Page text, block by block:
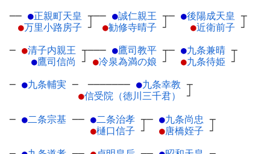
── ●正親町天皇 ┬
●万里小路房子 ┘
── ●誠仁親王 ┬
●勧修寺晴子 ┘
─ ●後陽成天皇 ┬
●近衛前子 ┘
─ ●清子内親王 ┬
●鷹司信尚 ┘
─── ●鷹司教平 ┬
●冷泉為満の娘 ┘
─ ●九条兼晴 ┬
●九条待姫 ┘
─ ●九条輔実 ─ ─────── ●九条幸教 ┬
●信受院（徳川三千君） ┘
─ ●二条宗基 ── ●二条治孝 ┬
●樋口信子 ┘
─ ●九条尚忠 ┬
●唐橋姪子 ┘